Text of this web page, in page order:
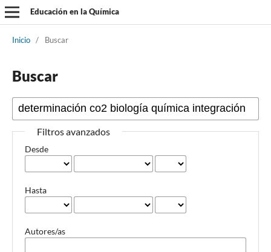
Educación en la Química
Inicio / Buscar
Buscar
Filtros avanzados
Desde
Hasta
Autores/as